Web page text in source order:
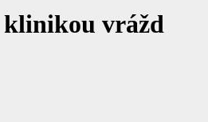
klinikou vrážd